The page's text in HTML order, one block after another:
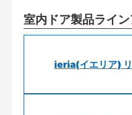
室内ドア製品ライ
ieria(イエリア)